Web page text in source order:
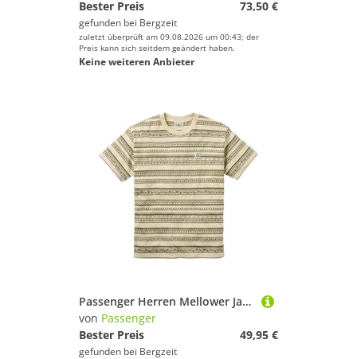
Bester Preis 73,50 €
gefunden bei Bergzeit
zuletzt überprüft am 09.08.2026 um 00:43; der
Preis kann sich seitdem geändert haben.
Keine weiteren Anbieter
Passenger Herren Mellower Jacquard Relaxed Fit T-shirt
von Passenger
Bester Preis
49,95 €
gefunden bei Bergzeit